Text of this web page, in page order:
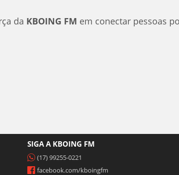
da KBOING FM em conectar pessoas
SIGA A KBOING FM
(17) 99255-0221
facebook.com/kboingfm